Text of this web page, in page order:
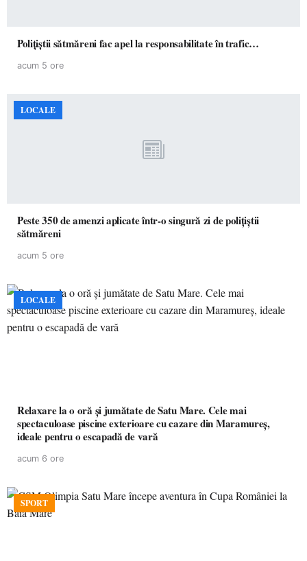
Polițiștii sătmăreni fac apel la responsabilitate în trafic…
acum 5 ore
LOCALE
Peste 350 de amenzi aplicate într-o singură zi de polițiștii
sătmăreni
acum 5 ore
LOCALE
Relaxare la o oră și jumătate de Satu Mare. Cele mai
spectaculoase piscine exterioare cu cazare din Maramureș,
ideale pentru o escapadă de vară
acum 6 ore
SPORT